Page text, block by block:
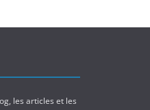
les articles et les